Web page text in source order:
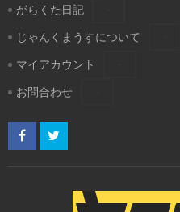
がらくた日記
じゃんくまうすについて
マイアカウント
お問合わせ